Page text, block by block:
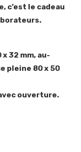
c’est le cadeau
32 mm, au-
pleine 80 x 50
ouverture.